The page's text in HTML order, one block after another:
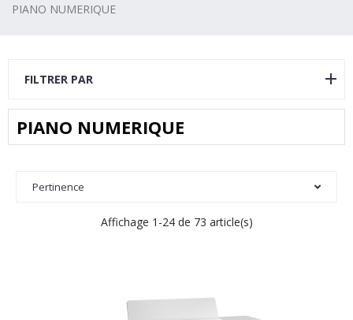
PIANO NUMERIQUE
FILTRER PAR
PIANO NUMERIQUE
Pertinence
Affichage 1-24 de 73 article(s)